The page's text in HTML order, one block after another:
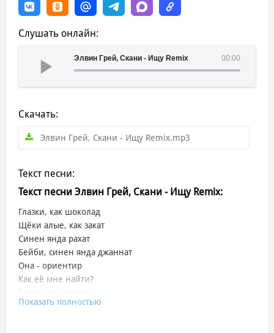
Слушать онлайн:
00:00
Элвин Грей, Скани - Ищу Remix
Скачать:
Элвин Грей, Скани - Ищу Remix.mp3
Текст песни:
Текст песни Элвин Грей, Скани - Ищу Remix:
Глазки, как шоколад
Щёки алые, как закат
Синен янда рахат
Бейби, синен янда джаннат
Она - ориентир
Как её мне найти?
Показать полностью